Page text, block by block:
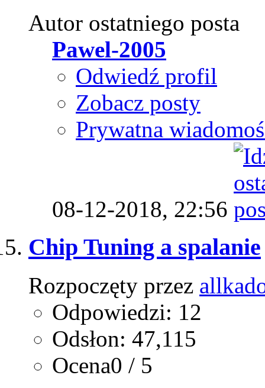
Autor ostatniego posta
Pawel-2005
Odwiedź profil
Zobacz posty
Prywatna
08-12-2018, 22:56
Chip Tuning a spalanie
Rozpoczęty przez
Odpowiedzi: 12
Odsłon: 47,115
Ocena0 / 5